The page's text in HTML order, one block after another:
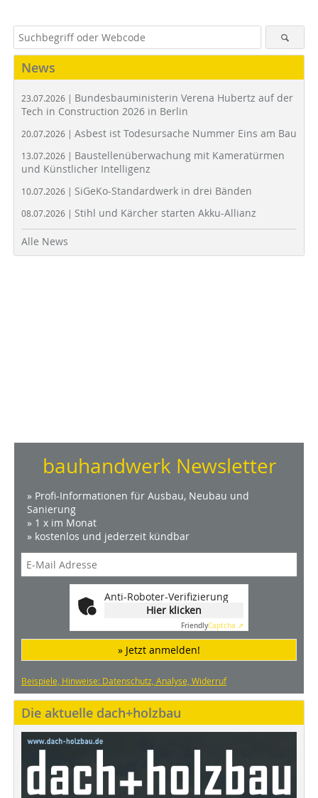
News
23.07.2026 | Bundesbauministerin Verena Hubertz auf der
Tech in Construction 2026 in Berlin
20.07.2026 | Asbest ist Todesursache Nummer Eins am Bau
13.07.2026 | Baustellenüberwachung mit Kameratürmen
und Künstlicher Intelligenz
10.07.2026 | SiGeKo-Standardwerk in drei Bänden
08.07.2026 | Stihl und Kärcher starten Akku-Allianz
Alle News
bauhandwerk Newsletter
» Profi-Informationen für Ausbau, Neubau und
Sanierung
» 1 x im Monat
» kostenlos und jederzeit kündbar
Anti-Roboter-Verifizierung
Hier klicken
FriendlyCaptcha ⇗
» Jetzt anmelden!
Beispiele, Hinweise: Datenschutz, Analyse, Widerruf
Die aktuelle dach+holzbau